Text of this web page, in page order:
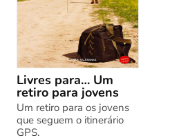
Livres para… Um
retiro para jovens
Um retiro para os jovens
que seguem o itinerário
GPS.